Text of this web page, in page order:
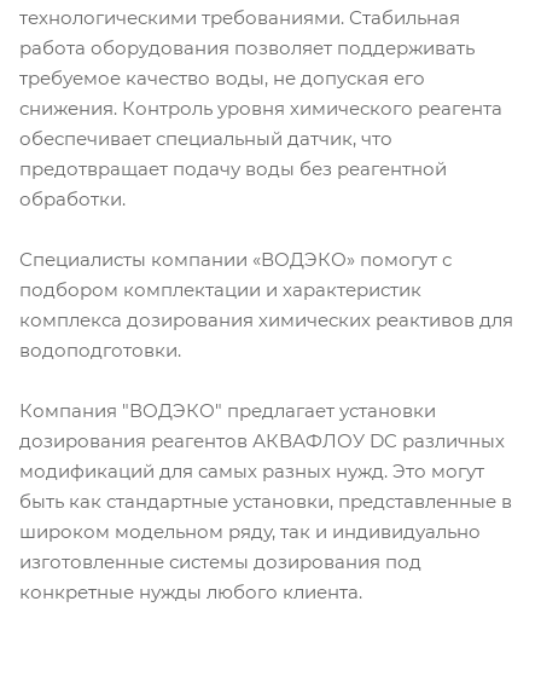
технологическими требованиями. Стабильная
работа оборудования позволяет поддерживать
требуемое качество воды, не допуская его
снижения. Контроль уровня химического реагента
обеспечивает специальный датчик, что
предотвращает подачу воды без реагентной
обработки.
Специалисты компании «ВОДЭКО» помогут с
подбором комплектации и характеристик
комплекса дозирования химических реактивов для
водоподготовки.
Компания "ВОДЭКО" предлагает установки
дозирования реагентов АКВАФЛОУ DC различных
модификаций для самых разных нужд. Это могут
быть как стандартные установки, представленные в
широком модельном ряду, так и индивидуально
изготовленные системы дозирования под
конкретные нужды любого клиента.